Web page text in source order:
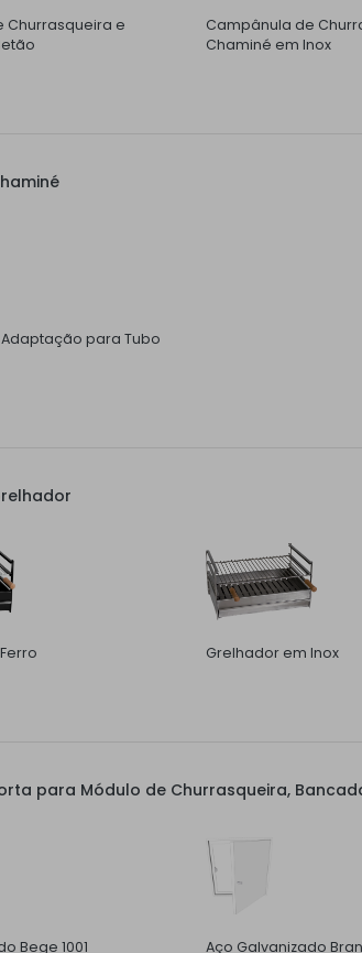
Churrasqueira e
Campânula de
Chaminé em Inox
para Tubo
Grelhador em Inox
para Módulo de Churrasqueira,
Bege 1001 Aço Galvanizado